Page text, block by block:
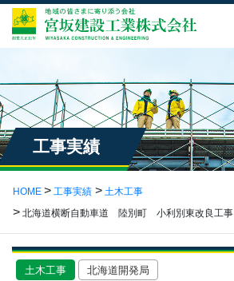
工事実績
HOME 工事実績
土木工事
北海道横断自動車道 陸別町 小利別東改良工事
土木工事 北海道開発局